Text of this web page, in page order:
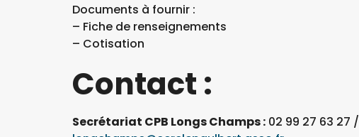
Documents à fournir :
– Fiche de renseignements
– Cotisation
Contact :
Secrétariat CPB Longs Champs : 02 99 27 63 27 /